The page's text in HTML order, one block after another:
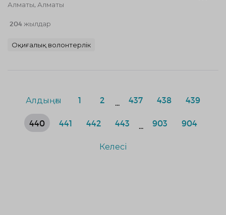
Алматы, Алматы
204 жылдар
Оқиғалық волонтерлік
Алдыңғы 1 2 437 438 439
440 441 442 443 903 904
Келесі